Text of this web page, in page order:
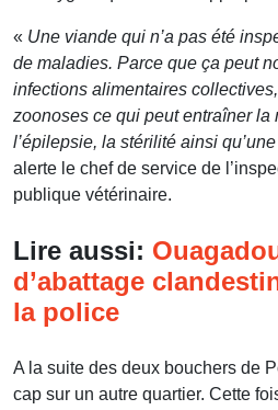
« Une viande qui n’a pas été
de maladies. Parce que ça peut
infections alimentaires
zoonoses ce qui peut entraîner la
l’épilepsie, la stérilité ainsi
alerte le chef de service de
publique vétérinaire.
Lire aussi:
d’abattage
la police
A la suite des deux bouchers de
cap sur un autre quartier. Cette